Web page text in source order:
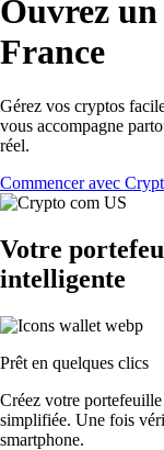
Ouvrez
France
Gérez vos cryptos
vous accompagne
réel.
Commencer avec
Votre
intelligente
Prêt en quelques clics
Créez votre
simplifiée. Une fois
smartphone.